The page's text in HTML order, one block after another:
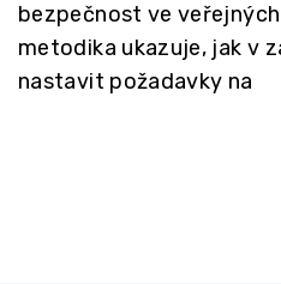
bezpečnost ve
metodika ukazuje, jak v
nastavit požadavky na